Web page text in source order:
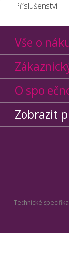
Příslušenství
Vše o
O
Zobrazit
Technické